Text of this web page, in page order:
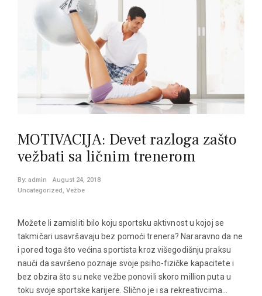
MOTIVACIJA: Devet razloga zašto
vežbati sa ličnim trenerom
By: admin
August 24, 2018
Uncategorized Vežbe
Možete li zamisliti bilo koju sportsku aktivnost u kojoj se
takmičari usavršavaju bez pomoći trenera? Nararavno da ne
i pored toga što većina sportista kroz višegodišnju praksu
nauči da savršeno poznaje svoje psiho-fizičke kapacitete i
bez obzira što su neke vežbe ponovili skoro million puta u
toku svoje sportske karijere. Slično je i sa rekreativcima…